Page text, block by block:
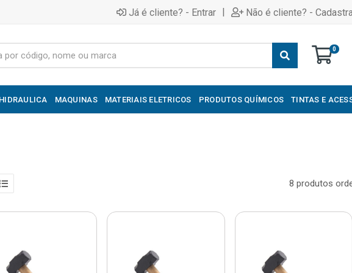
Já é cliente? - Entrar | Não é cliente? -
0
MAQUINAS MATERIAIS ELETRICOS PRODUTOS QUÍMICOS TINTAS E
8 produtos